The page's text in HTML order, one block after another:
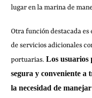
lugar en la marina de
Otra función destacada es
de servicios adicionales
portuarias. Los usuarios
segura y conveniente a
la necesidad de